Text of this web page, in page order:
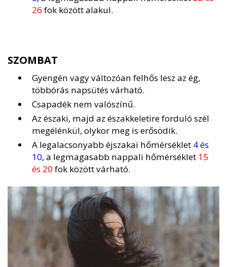
26 fok között alakul.
SZOMBAT
Gyengén vagy változóan felhős lesz az ég,
többórás napsütés várható.
Csapadék nem valószínű.
Az északi, majd az északkeletire forduló szél
megélénkül, olykor meg is erősödik.
A legalacsonyabb éjszakai hőmérséklet 4 és
10, a legmagasabb nappali hőmérséklet 15
és 20fok között várható.